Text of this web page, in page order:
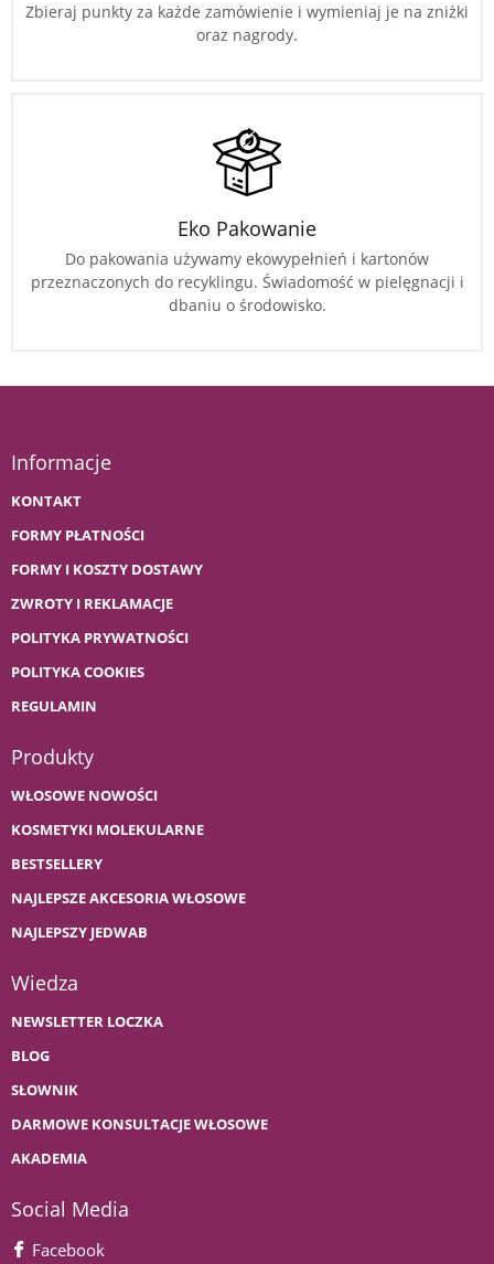
Zbieraj punkty za każde zamówienie i wymieniaj je na zniżki
oraz nagrody.
Eko Pakowanie
Do pakowania używamy ekowypełnień i kartonów
przeznaczonych do recyklingu. Świadomość w pielęgnacji i
dbaniu o środowisko.
Informacje
KONTAKT
FORMY PŁATNOŚCI
FORMY I KOSZTY DOSTAWY
ZWROTY I REKLAMACJE
POLITYKA PRYWATNOŚCI
POLITYKA COOKIES
REGULAMIN
Produkty
WŁOSOWE NOWOŚCI
KOSMETYKI MOLEKULARNE
BESTSELLERY
NAJLEPSZE AKCESORIA WŁOSOWE
NAJLEPSZY JEDWAB
Wiedza
NEWSLETTER LOCZKA
BLOG
SŁOWNIK
DARMOWE KONSULTACJE WŁOSOWE
AKADEMIA
Social Media
Facebook